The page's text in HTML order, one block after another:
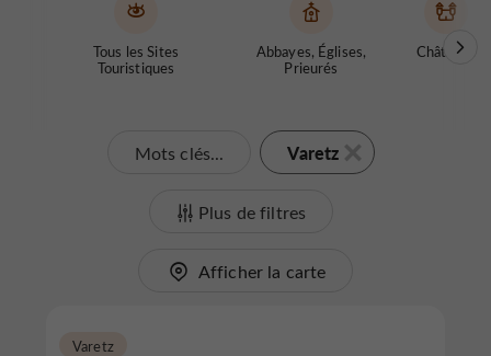
Tous les Sites
Touristiques
Abbayes, Églises,
Prieurés
Châteaux
Mots clés... Varetz
Plus de filtres
Afficher la carte
Varetz